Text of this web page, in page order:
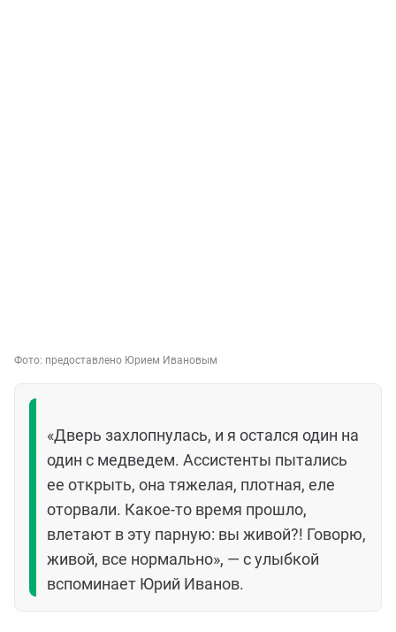
Фото: предоставлено Юрием Ивановым
«Дверь захлопнулась, и я остался один на
один с медведем. Ассистенты пытались
ее открыть, она тяжелая, плотная, еле
оторвали. Какое-то время прошло,
влетают в эту парную: вы живой?! Говорю,
живой, все нормально», — с улыбкой
вспоминает Юрий Иванов.